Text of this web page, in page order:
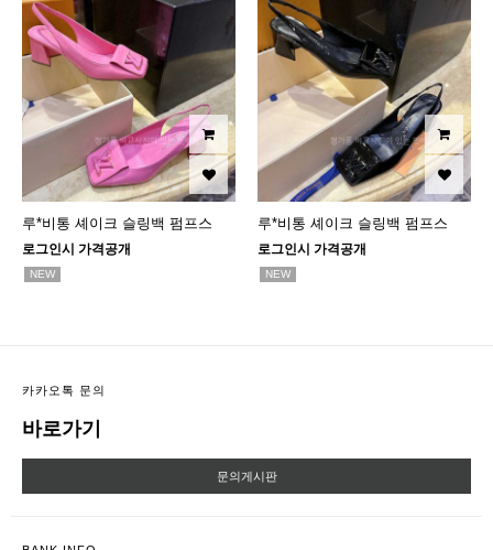
루*비통 셰이크 슬링백 펌프스
로그인시 가격공개
NEW
루*비통 셰이크 슬링백 펌프스
로그인시 가격공개
NEW
카카오톡 문의
바로가기
문의게시판